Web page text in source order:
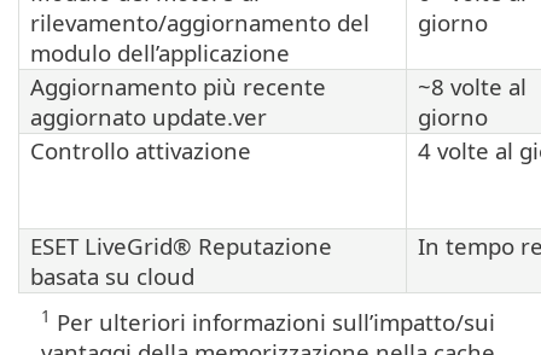
rilevamento/aggiornamento del
modulo dell’applicazione
giorno
Aggiornamento più recente
aggiornato update.ver
~8 volte al
giorno
Controllo attivazione
4 volte al
ESET LiveGrid® Reputazione
basata su cloud
In tempo
1 Per ulteriori informazioni sull’impatto/sui